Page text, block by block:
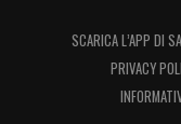
SCARICA L’APP DI
PRIVACY